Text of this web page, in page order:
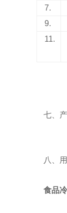
7.
9.
11.
七、
八、
食品